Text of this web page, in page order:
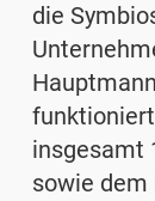
die
insgesamt
sowie dem